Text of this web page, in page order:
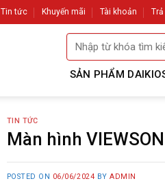
Tin tức Khuyến mãi Tài khoản
Tìm
kiếm:
SẢN PHẨM
TIN TỨC
Màn hình
POSTED ON 06/06/2024 BYADMIN